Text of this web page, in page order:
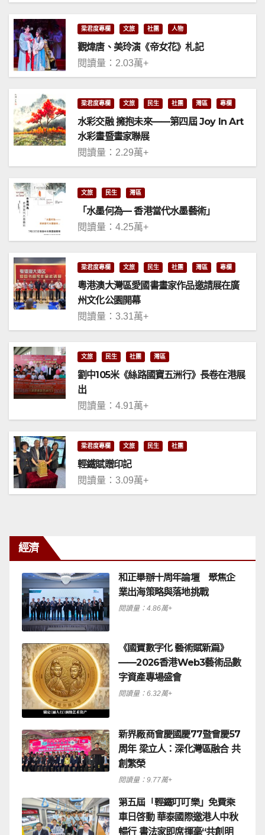
梁君度專欄 文旅 社團 人物
觀煒唐、美玲演《帝女花》札記
閱讀量：2.03萬+
梁君度專欄 文旅 民生 社團 灣區 專欄
水彩交融 擁抱未來——第四屆 Joy In Art
水彩畫暨畫家聯展
閱讀量：2.29萬+
文旅 民生 灣區
「水墨何為— 香港當代水墨藝術」
閱讀量：4.25萬+
梁君度專欄 文旅 民生 社團 灣區 專欄
粵港澳大灣區愛國書畫家作品邀請展在廣
州文化公園開幕
閱讀量：3.31萬+
文旅 民生 社團 灣區
劉中105米《絲路國寶五洲行》長卷在港展
出
閱讀量：4.91萬+
梁君度專欄 文旅 民生 社團
輕鐵賦贈印記
閱讀量：3.09萬+
經濟
和正舉辦十周年論壇 聚焦企
業出海策略與落地挑戰
閱讀量：4.86萬+
《國寶數字化 藝術賦新篇》
——2026香港Web3藝術品數
字資產專場盛會
閱讀量：6.32萬+
新界廠商會慶國慶77暨會慶57
周年 梁立人：深化灣區融合 共
創繁榮
閱讀量：9.77萬+
第五屆「輕鐵叮叮樂」免費乘
車日啓動 華泰國際邀港人中秋
暢行 書法家即席揮毫“共創明